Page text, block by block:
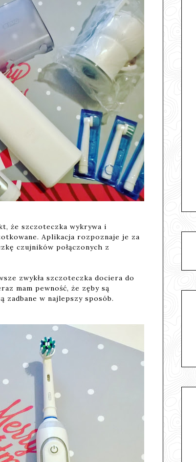
że szczoteczka wykrywa i
Aplikacja rozpoznaje je za
czujników połączonych z
zwykła szczoteczka dociera do
mam pewność, że zęby są
zadbane w najlepszy sposób.